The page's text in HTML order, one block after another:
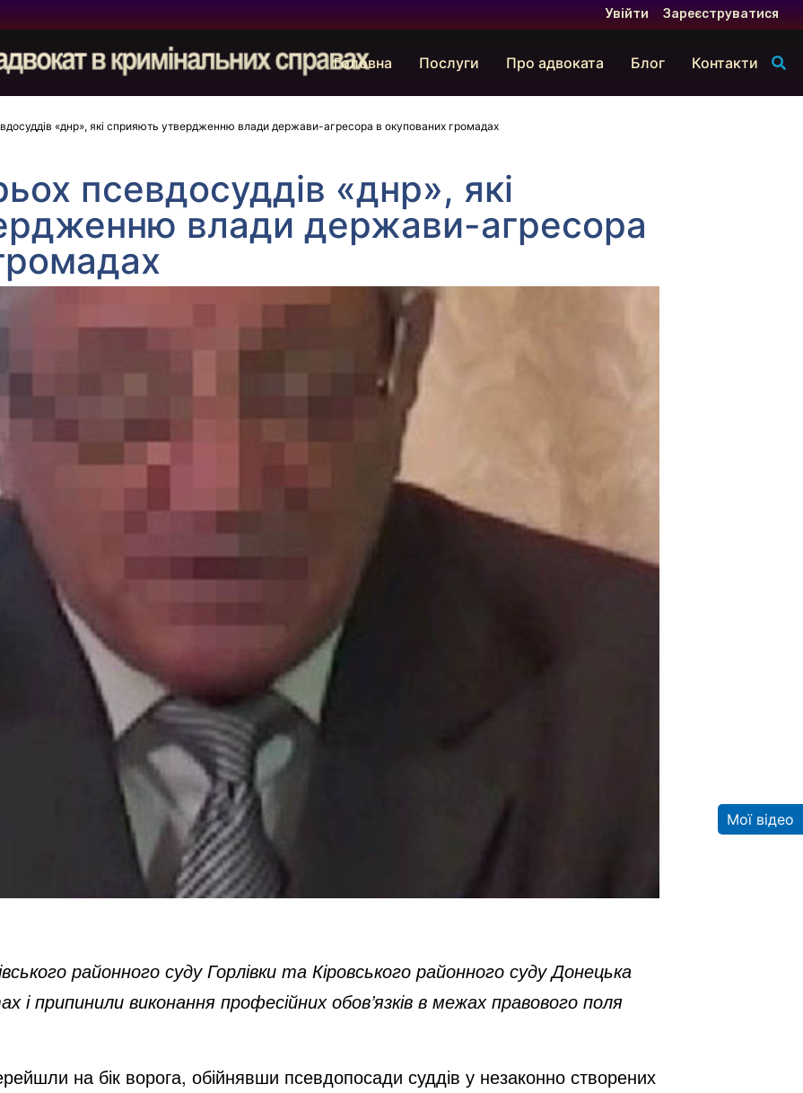
Увійти Зареєструватися
Головна Послуги Про адвоката Блог Контакти
«днр», які сприяють утвердженню влади держави-агресора в окупованих громадах
псевдосуддів «днр», які
влади держави-агресора
районного суду Горлівки та Кіровського районного суду Донецька
і припинили виконання професійних обов’язків в межах правового поля
на бік ворога, обійнявши псевдопосади суддів у незаконно створених
Мої відео